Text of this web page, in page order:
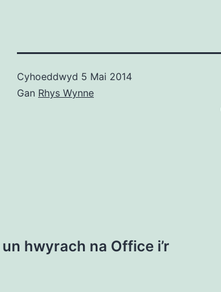
Cyhoeddwyd 5 Mai 2014
Gan Rhys Wynne
hwyrach na Office i’r